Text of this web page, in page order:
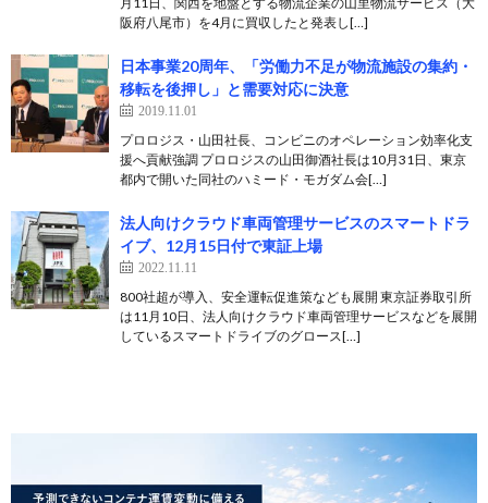
阪府八尾市）を4月に買収したと発表し[…]
日本事業20周年、「労働力不足が物流施設の集約・
移転を後押し」と需要対応に決意
2019.11.01
プロロジス・山田社長、コンビニのオペレーション効率化支
援へ貢献強調 プロロジスの山田御酒社長は10月31日、東京
都内で開いた同社のハミード・モガダム会[…]
法人向けクラウド車両管理サービスのスマートドラ
イブ、12月15日付で東証上場
2022.11.11
800社超が導入、安全運転促進策なども展開 東京証券取引所
は11月10日、法人向けクラウド車両管理サービスなどを展開
しているスマートドライブのグロース[…]